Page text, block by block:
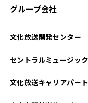
2025年
グループ会社
文化放送開発センター
セントラルミュージック
文化放送キャリアパー